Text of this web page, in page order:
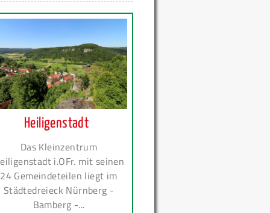
Heiligenstadt
Das Kleinzentrum
i.OFr. mit seinen
24 Gemeindeteilen liegt im
Städtedreieck Nürnberg -
Bamberg -...